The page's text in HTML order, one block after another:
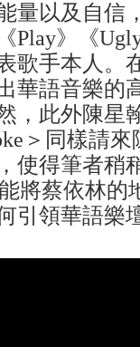
量以及自信
Play》《
歌手本人。
華語音樂的
，此外陳星
＞同樣請
使得筆者稍
將蔡依林的
引領華語樂